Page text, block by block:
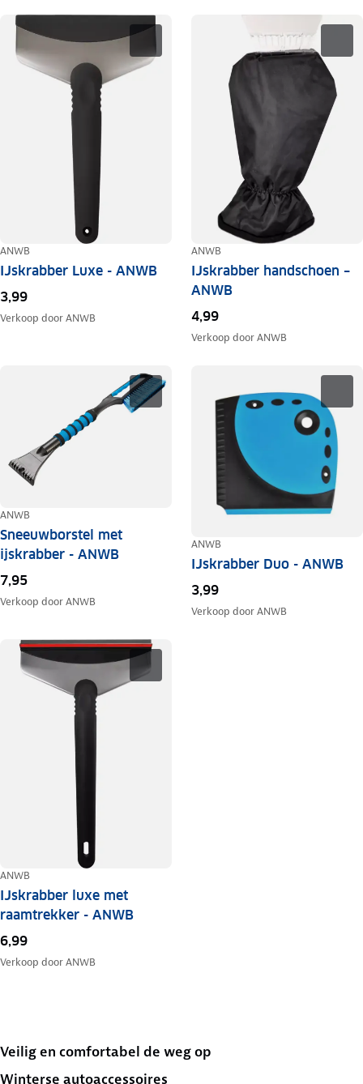
ANWB
IJskrabber Luxe - ANWB
3,99
Verkoop doorANWB
ANWB
IJskrabber handschoen –
ANWB
4,99
Verkoop doorANWB
ANWB
Sneeuwborstel met
ijskrabber - ANWB
7,95
Verkoop doorANWB
ANWB
IJskrabber Duo - ANWB
3,99
Verkoop doorANWB
ANWB
IJskrabber luxe met
raamtrekker - ANWB
6,99
Verkoop doorANWB
Veilig en comfortabel de weg op
Winterse autoaccessoires